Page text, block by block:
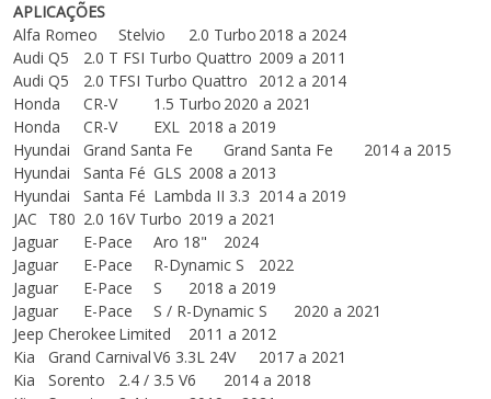
APLICAÇÕES
Alfa Romeo
Stelvio 2.0 Turbo 2018 a 2024
Audi Q5 2.0 T FSI Turbo Quattro 2009 a 2011
Audi Q5 2.0 TFSI Turbo Quattro
2012 a 2014
Honda
CR-V 1.5 Turbo 2020 a 2021
Honda
CR-V EXL 2018 a 2019
Hyundai
Grand Santa Fe Grand Santa Fe
2014 a 2015
Hyundai
Santa Fé GLS 2008 a 2013
Hyundai
Santa Fé Lambda II 3.3 2014 a 2019
JAC
T80 2.0 16V Turbo 2019 a 2021
Jaguar
E-Pace Aro 18"
2024
Jaguar
E-Pace R-Dynamic S
2022
Jaguar
E-Pace S
2018 a 2019
Jaguar
E-Pace S / R-Dynamic S
2020 a 2021
Jeep Cherokee Limited
2011 a 2012
Kia
Grand CarnivalV6 3.3L 24V
2017 a 2021
Kia
Sorento 2.4 / 3.5 V6
2014 a 2018